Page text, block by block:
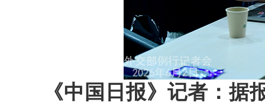
《中国日报》记者：据